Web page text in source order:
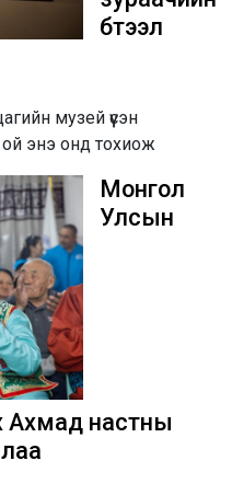
бүтээл
музей үүсэн
энэ онд тохиож
Монгол
Улсын
Ахмад настны